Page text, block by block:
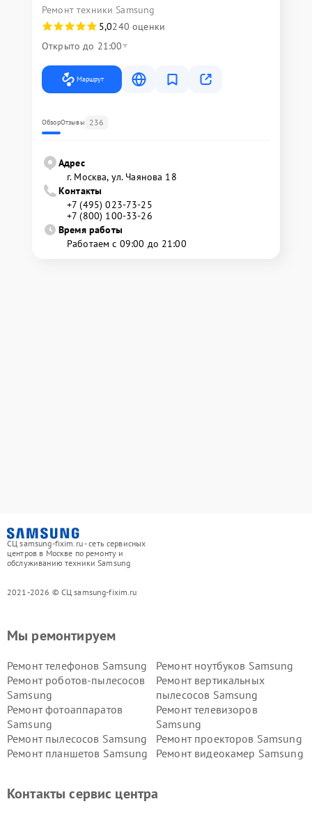
Ремонт техники Samsung
5,0240 оценки
Открыто до 21:00
Маршрут
ОбзорОтзывы 236
Адрес
г. Москва, ул. Чаянова 18
Контакты
+7 (495) 023-73-25
+7 (800) 100-33-26
Время работы
Работаем с 09:00 до 21:00
СЦ samsung-fixim.ru - сеть сервисных
центров в Москве по ремонту и
обслуживанию техники Samsung
2021-2026 © СЦ samsung-fixim.ru
Мы ремонтируем
Ремонт телефонов Samsung
Ремонт ноутбуков Samsung
Ремонт роботов-пылесосов
Samsung
Ремонт вертикальных
пылесосов Samsung
Ремонт фотоаппаратов
Samsung
Ремонт телевизоров
Samsung
Ремонт пылесосов Samsung
Ремонт проекторов Samsung
Ремонт планшетов Samsung
Ремонт видеокамер Samsung
Контакты сервис центра